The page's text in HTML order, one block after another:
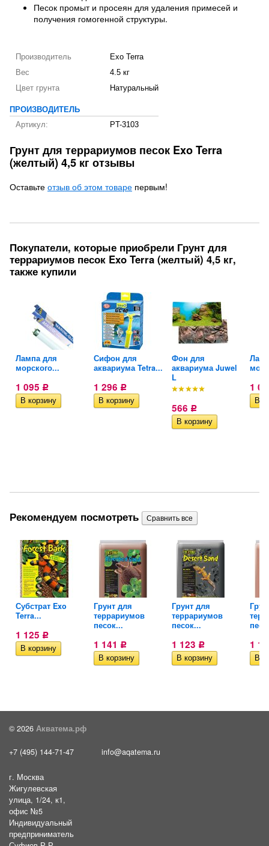
Песок промыт и просеян для удаления примесей и
получения гомогенной структуры.
Производитель
Exo Terra
Вес
4.5 кг
Цвет грунта
Натуральный
ПРОИЗВОДИТЕЛЬ
Артикул:
PT-3103
Грунт для террариумов песок Exo Terra
(желтый) 4,5 кг отзывы
Оставьте отзыв об этом товаре первым!
Покупатели, которые приобрели Грунт для
террариумов песок Exo Terra (желтый) 4,5 кг,
также купили
Лампа для
морского...
1 095 Р
Сифон для
аквариума Tetra...
1 296 Р
Фон для
аквариума Juwel
L
566 Р
1
Рекомендуем посмотреть
Субстрат Exo
Terra...
1 125 Р
Грунт для
террариумов
песок...
1 141 Р
Грунт для
террариумов
песок...
1 123 Р 1
© 2026 Акватема.рф
+7 (495) 144-71-47 info@aqatema.ru
г. Москва
Жигулевская
улица, 1/24, к1,
офис №5
Индивидуальный
предприниматель